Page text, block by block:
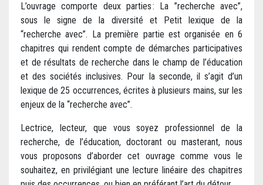
L’ouvrage comporte deux parties : La ”recherche avec”,
sous le signe de la diversité et Petit lexique de la
“recherche avec”. La première partie est organisée en 6
chapitres qui rendent compte de démarches participatives
et de résultats de recherche dans le champ de l’éducation
et des sociétés inclusives. Pour la seconde, il s’agit d’un
lexique de 25 occurrences, écrites à plusieurs mains, sur les
enjeux de la “recherche avec”.
Lectrice, lecteur, que vous soyez professionnel de la
recherche, de l’éducation, doctorant ou masterant, nous
vous proposons d’aborder cet ouvrage comme vous le
souhaitez, en privilégiant une lecture linéaire des chapitres